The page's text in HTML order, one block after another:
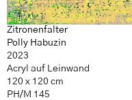
Zitronenfalter
Polly Habuzin
2023
Acryl auf Leinwand
120 x 120 cm
PH/M 145